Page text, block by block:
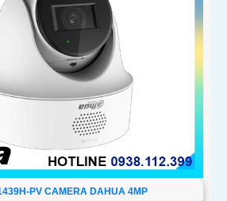
PV CAMERA DAHUA 4MP